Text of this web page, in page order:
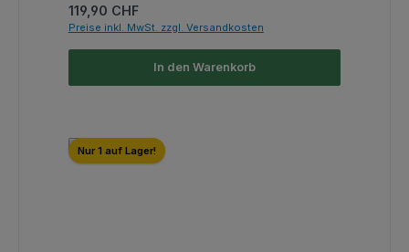
Regulärer Preis:
119,90 CHF
Preise inkl. MwSt. zzgl. Versandkosten
In den Warenkorb
Nur 1 auf Lager!